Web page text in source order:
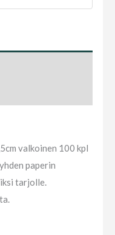
valkoinen 100 kpl
paperin
tarjolle.